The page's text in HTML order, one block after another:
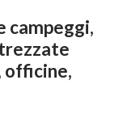
campeggi,
officine,